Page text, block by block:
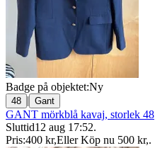
Badge på objektet:Ny
48 | Gant
GANT mörkblå kavaj, storlek 48
Sluttid12 aug 17:52.
Pris:400 kr,Eller Köp nu 500 kr,.